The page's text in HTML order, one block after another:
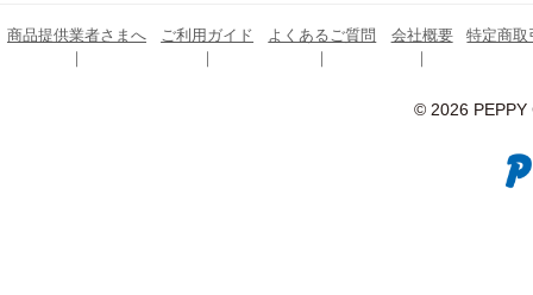
商品提供業者さまへ ご利用ガイド よくあるご質問 会社概要 特定商取
© 2026 PEPPY